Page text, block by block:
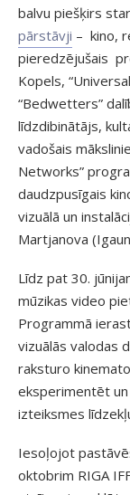
balvu piešķirs
pārstāvji – kino,
pieredzējušais
Kopels,
“Bedwetters”
līdzdibinātājs,
vadošais
Networks”
daudzpusīgais
vizuālā un
Martjanova
Līdz pat 30.
mūzikas video
Programmā
vizuālās valodas
raksturo
eksperimentēt
izteiksmes
Iesoļojot
oktobrim RIGA